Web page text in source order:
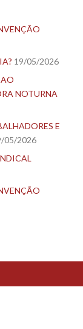
19/05/2026
NOTURNA
E
05/2026